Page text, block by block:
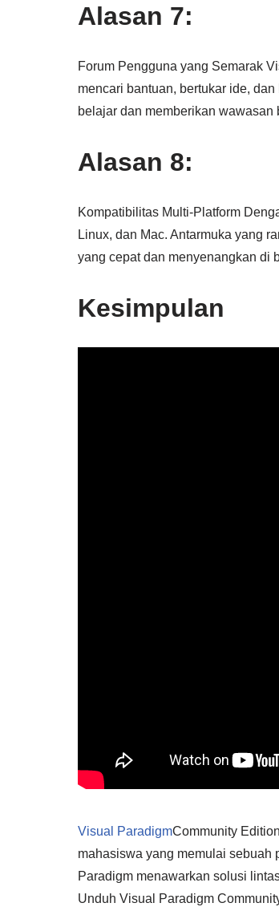
Alasan 7:
Forum Pengguna yang Semarak
mencari bantuan, bertukar ide,
belajar dan memberikan
Alasan 8:
Kompatibilitas Multi-Platform
Linux, dan Mac. Antarmuka yang
yang cepat dan menyenangkan di
Kesimpulan
Visual ParadigmCommunity
mahasiswa yang memulai sebuah
Paradigm menawarkan solusi
Unduh Visual Paradigm